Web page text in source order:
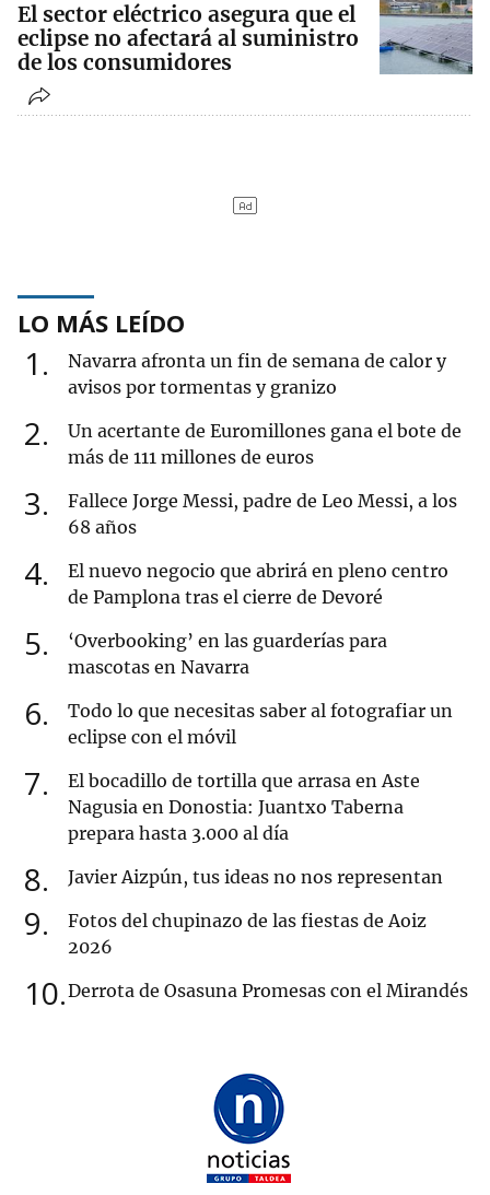
El sector eléctrico asegura que el
eclipse no afectará al suministro
de los consumidores
LO MÁS LEÍDO
1
Navarra afronta un fin de semana de calor y
avisos por tormentas y granizo
2
Un acertante de Euromillones gana el bote de
más de 111 millones de euros
3
Fallece Jorge Messi, padre de Leo Messi, a los
68 años
4
El nuevo negocio que abrirá en pleno centro
de Pamplona tras el cierre de Devoré
5
‘Overbooking’ en las guarderías para
mascotas en Navarra
6
Todo lo que necesitas saber al fotografiar un
eclipse con el móvil
7
El bocadillo de tortilla que arrasa en Aste
Nagusia en Donostia: Juantxo Taberna
prepara hasta 3.000 al día
8 Javier Aizpún, tus ideas no nos representan
9
Fotos del chupinazo de las fiestas de Aoiz
2026
10 Derrota de Osasuna Promesas con el Mirandés